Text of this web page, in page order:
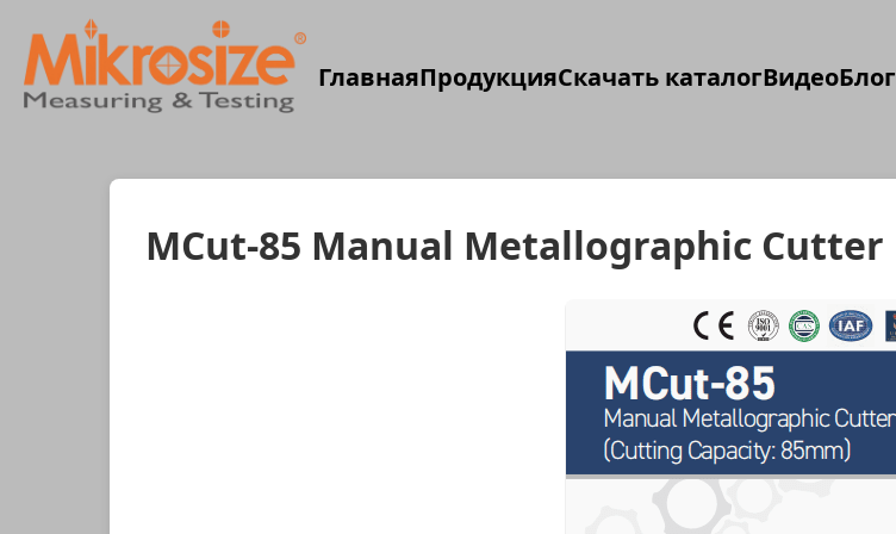
ГлавнаяПродукцияСкачать каталогВидеоБлог
MCut-85 Manual Metallographic Cutter